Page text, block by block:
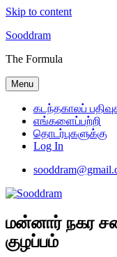
Skip to content
Sooddram
The Formula
Menu
கடந்தகாலப்
எங்களைப்பற்றி
தொடர்புகளுக்கு
Log In
மன்னார் நகர
குழப்பம்